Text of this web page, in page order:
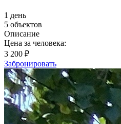
1 день
5 объектов
Описание
Цена за человека:
3 200 ₽
Забронировать